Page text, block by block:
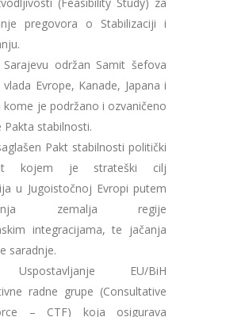
pregovora o Stabilizaciji i
Sarajevu održan Samit šefova
Evrope, Kanade, Japana i
kome je podržano i ozvaničeno
Pakta stabilnosti.
Pakt stabilnosti politički
kojem je strateški cilj
u Jugoistočnoj Evropi putem
zemalja regije
integracijama, te jačanja
saradnje.
EU/BiH
radne grupe (Consultative
– CTF) koja osigurava